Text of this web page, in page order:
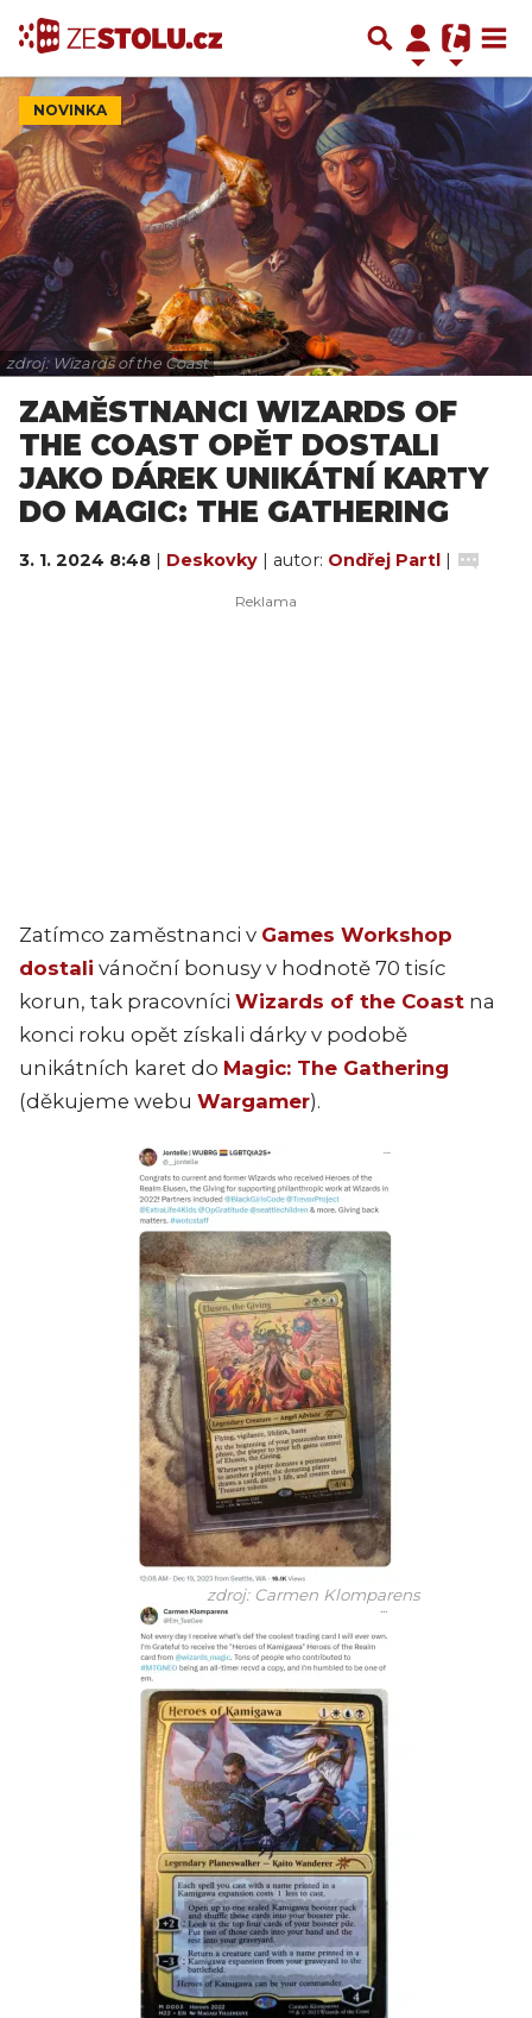
NOVINKA
zdroj: Wizards of the Coast
ZAMĚSTNANCI WIZARDS OF
THE COAST OPĚT DOSTALI
JAKO DÁREK UNIKÁTNÍ KARTY
DO MAGIC: THE GATHERING
3. 1. 2024 8:48 | Deskovky | autor: Ondřej Partl |
Zatímco zaměstnanci v Games Workshop
dostali vánoční bonusy v hodnotě 70 tisíc
korun, tak pracovníci Wizards of the Coast na
konci roku opět získali dárky v podobě
unikátních karet do Magic: The Gathering
(děkujeme webu Wargamer).
zdroj: Carmen Klomparens